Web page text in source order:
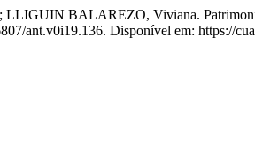
BALAREZO, Viviana. Patrimonio
ant.v0i19.136. Disponível em: https://